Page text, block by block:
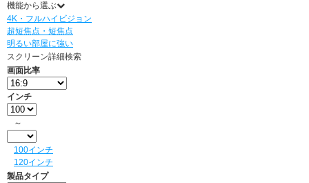
機能から選ぶ
4K・フルハイビジョン
超短焦点・短焦点
明るい部屋に強い
スクリーン詳細検索
画面比率
インチ
～
100インチ
120インチ
製品タイプ